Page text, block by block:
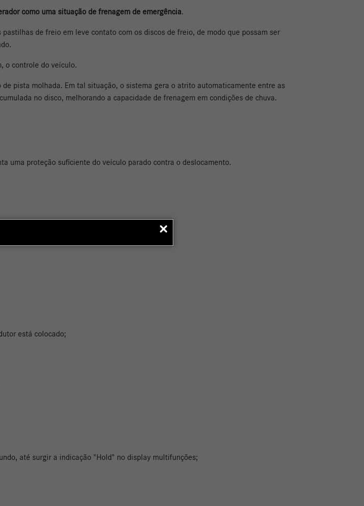
como uma situação de frenagem de emergência.
de freio em leve contato com os discos de freio, de modo que possam ser
o controle do veículo.
pista molhada. Em tal situação, o sistema gera o atrito automaticamente entre as
no disco, melhorando a capacidade de frenagem em condições de chuva.
uma proteção suficiente do veículo parado contra o deslocamento.
está colocado;
até surgir a indicação "Hold" no display multifunções;